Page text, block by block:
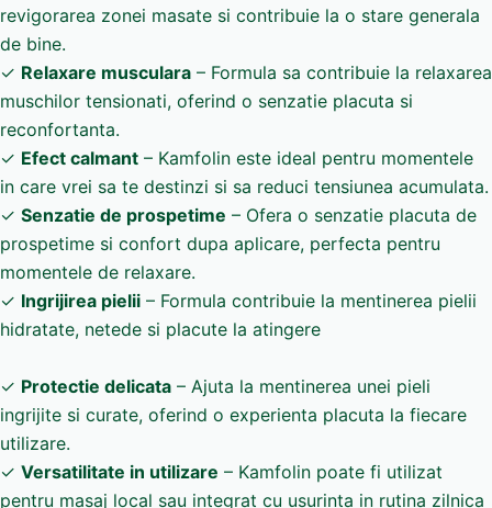
revigorarea zonei masate si contribuie la o stare generala
de bine.
✓ Relaxare musculara – Formula sa contribuie la relaxarea
muschilor tensionati, oferind o senzatie placuta si
reconfortanta.
✓ Efect calmant – Kamfolin este ideal pentru momentele
in care vrei sa te destinzi si sa reduci tensiunea acumulata.
✓ Senzatie de prospetime – Ofera o senzatie placuta de
prospetime si confort dupa aplicare, perfecta pentru
momentele de relaxare.
✓ Ingrijirea pielii – Formula contribuie la mentinerea pielii
hidratate, netede si placute la atingere
✓ Protectie delicata – Ajuta la mentinerea unei pieli
ingrijite si curate, oferind o experienta placuta la fiecare
utilizare.
✓ Versatilitate in utilizare – Kamfolin poate fi utilizat
pentru masaj local sau integrat cu usurinta in rutina zilnica